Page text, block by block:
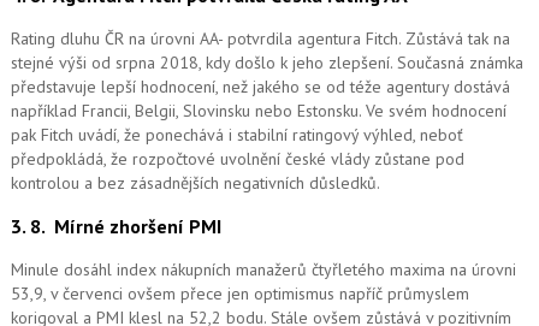
Rating dluhu ČR na úrovni AA- potvrdila agentura Fitch. Zůstává tak na
stejné výši od srpna 2018, kdy došlo k jeho zlepšení. Současná známka
představuje lepší hodnocení, než jakého se od téže agentury dostává
například Francii, Belgii, Slovinsku nebo Estonsku. Ve svém hodnocení
pak Fitch uvádí, že ponechává i stabilní ratingový výhled, neboť
předpokládá, že rozpočtové uvolnění české vlády zůstane pod
kontrolou a bez zásadnějších negativních důsledků.
3. 8. Mírné zhoršení PMI
Minule dosáhl index nákupních manažerů čtyřletého maxima na úrovni
53,9, v červenci ovšem přece jen optimismus napříč průmyslem
korigoval a PMI klesl na 52,2 bodu. Stále ovšem zůstává v pozitivním